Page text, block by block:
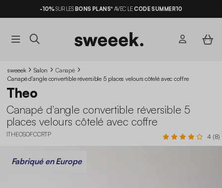
-10%SUR LES BONS PLANS*AVEC LE CODE SUMMER10
sweeek Salon
Canapé
Canapé d'angle convertible réversible 5 places velours côtelé avec coffre
Theo
Canapé d'angle convertible réversible 5
places velours côtelé avec coffre
ITHEOSOFCCRTP 4 (8)
Fabriqué en Europe